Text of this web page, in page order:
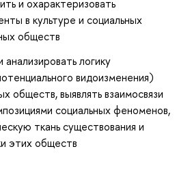
и охарактеризовать
в культуре и социальных
обществ
анализировать логику
видоизменения)
обществ, выявлять взаимосвязи
социальных феноменов,
ткань существования и
этих обществ